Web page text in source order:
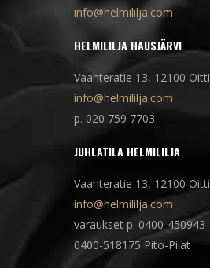
info@helmililja.com
HELMILILJA HAUSJÄRVI
Vaahteratie 13, 12100 Oitti
info@helmililja.com
p. 020 759 7703
JUHLATILA HELMILILJA
Vaahteratie 13, 12100 Oitti
info@helmililja.com
varaukset p. 0400-450943
0400-518175 Pito-Piiat